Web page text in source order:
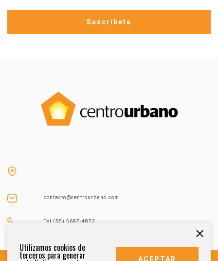
contacto@centrourbano.com
Tel (55) 5687-4873
Utilizamos cookies de
terceros para generar ACEPTAR